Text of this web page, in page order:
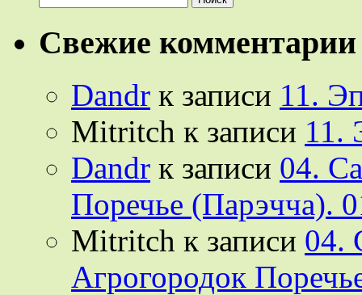
Свежие комментарии
Dandr к записи 11.
Mitritch к записи 11.
Dandr к записи 04.
Поречье (Парэчча).
Mitritch к записи 04.
Агрогородок